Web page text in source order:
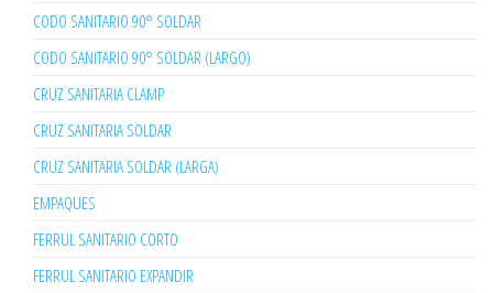
CODO SANITARIO 90° SOLDAR
CODO SANITARIO 90° SOLDAR (LARGO)
CRUZ SANITARIA CLAMP
CRUZ SANITARIA SOLDAR
CRUZ SANITARIA SOLDAR (LARGA)
EMPAQUES
FERRUL SANITARIO CORTO
FERRUL SANITARIO EXPANDIR